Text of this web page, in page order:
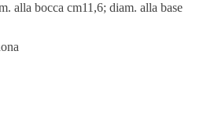
alla bocca cm11,6; diam. alla base